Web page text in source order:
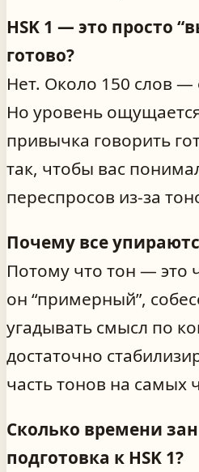
HSK 1 — это просто
готово?
Нет. Около 150 слов
Но уровень
привычка говорить
так, чтобы вас
переспросов из‑за
Почему все
Потому что тон — это
он “примерный”,
угадывать смысл по
достаточно
часть тонов на самых
Сколько времени
подготовка к HSK 1?